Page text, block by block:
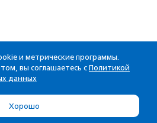
и метрические программы.
вы соглашаетесь с Политикой
данных
Хорошо